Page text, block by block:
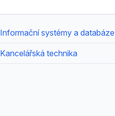
Kancelářská technika